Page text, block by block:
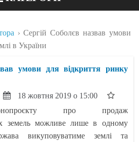
БЛОГИ
Сергій Соболєв назвав умови
в України
умови для відкриття ринку
18 жовтня 2019 о 15:00
про продаж
земель можливе лише в одному
викуповуватиме землі та